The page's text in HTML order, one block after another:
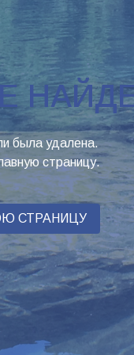
была удалена.
страницу.
СТРАНИЦУ